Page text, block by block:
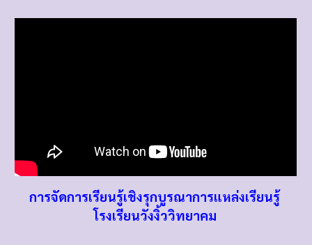
การจัดการเรียนรู้เชิงรุกบูรณาการแหล่งเรียนรู้
โรงเรียนวังงิ้ววิทยาคม